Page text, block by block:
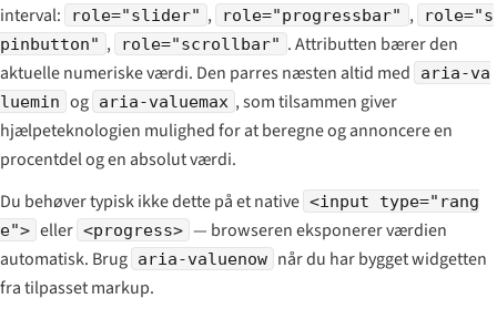
interval:
role="slider" , role="progressbar" ,
role="s
pinbutton" , role="scrollbar" . Attributten bærer den
aktuellenumeriske værdi. Den parres næsten altid med
aria-va
luemin og aria-valuemax , som tilsammen giver
hjælpeteknologien mulighed for at beregne og annoncere en
procentdel og en absolut værdi.
Du behøver typisk ikke dette på et native <input type="rang
e"> eller <progress> — browseren eksponerer værdien
automatisk. Brug aria-valuenow når du har bygget widgetten
fra tilpasset markup.